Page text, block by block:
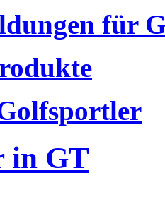
für
in GT